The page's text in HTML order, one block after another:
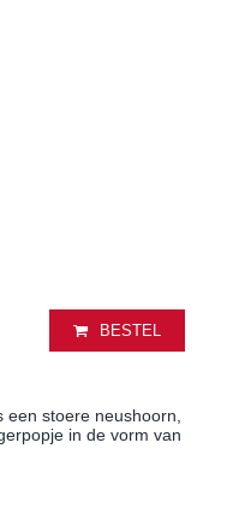
BESTEL
stoere neushoorn,
in de vorm van